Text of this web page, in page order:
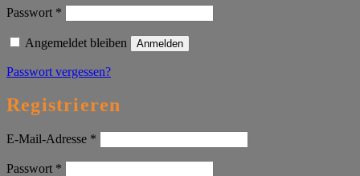
Passwort *
Angemeldet bleiben Anmelden
Passwort vergessen?
Registrieren
E-Mail-Adresse *
Passwort *